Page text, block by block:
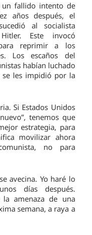
un fallido intento de
años después, el
al socialista
Este invocó
reprimir a los
Los escaños del
habían luchado
les impidió por la
Si Estados Unidos
tenemos que
estrategia, para
movilizar ahora
no para
avecina. Yo haré lo
días después.
la amenaza de una
semana, a raya a